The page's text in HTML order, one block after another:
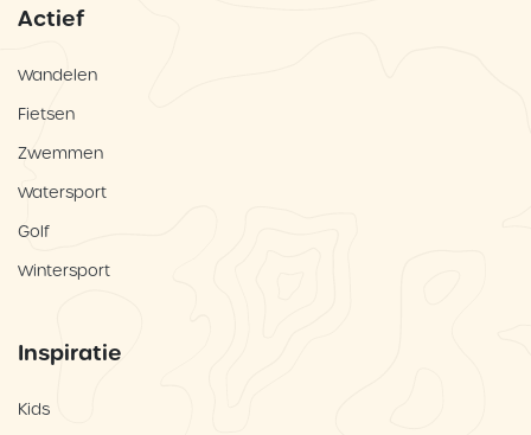
Actief
Wandelen
Fietsen
Zwemmen
Watersport
Golf
Wintersport
Inspiratie
Kids